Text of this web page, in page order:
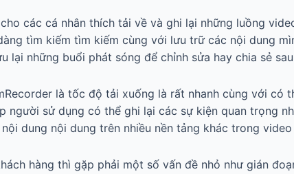
các cá nhân thích tải về và ghi lại những luồng
tìm kiếm tìm kiếm cùng với lưu trữ các nội dung
lại những buổi phát sóng để chỉnh sửa hay chia sẻ
là tốc độ tải xuống là rất nhanh cùng với
người sử dụng có thể ghi lại các sự kiện quan trọng
dung nội dung trên nhiều nền tảng khác trong
hàng thì gặp phải một số vấn đề nhỏ như gián